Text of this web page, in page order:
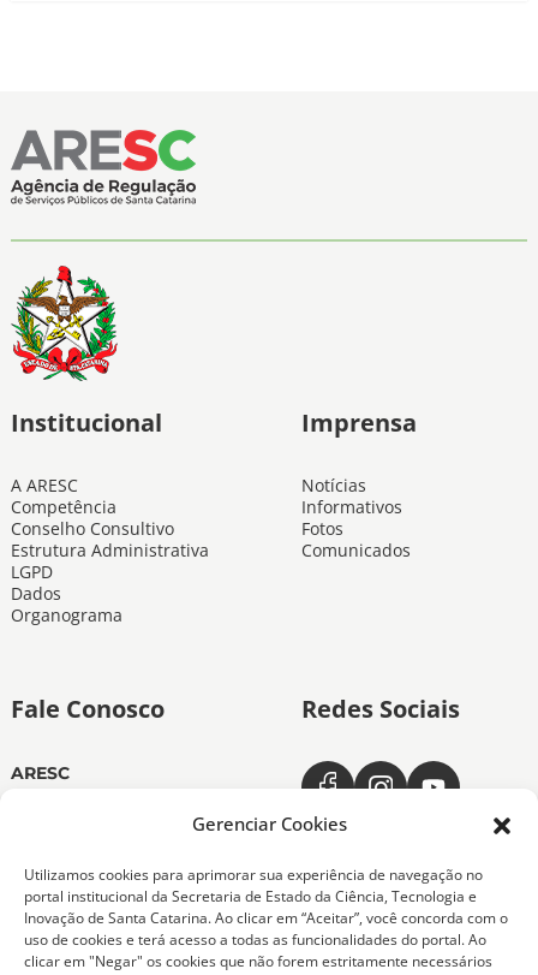
Gerenciar Cookies
Utilizamos cookies para aprimorar sua experiência de navegação no
portal institucional da Secretaria de Estado da Ciência, Tecnologia e
Inovação de Santa Catarina. Ao clicar em “Aceitar”, você concorda com o
uso de cookies e terá acesso a todas as funcionalidades do portal. Ao
clicar em "Negar" os cookies que não forem estritamente necessários
Institucional
A ARESC
Competência
Conselho Consultivo
Estrutura Administrativa
LGPD
Dados
Organograma
Imprensa
Notícias
Informativos
Fotos
Comunicados
Fale Conosco
ARESC
ARESC Ouvidoria
Dias úteis das 7h às 19h
0800-6432611
(48) 9 9151-0276
Redes Sociais